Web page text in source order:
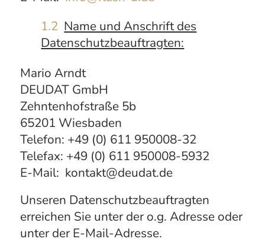
1.2 Name und Anschrift des
Datenschutzbeauftragten:
Mario Arndt
DEUDAT GmbH
Zehntenhofstraße 5b
65201 Wiesbaden
Telefon: +49 (0) 611 950008-32
Telefax: +49 (0) 611 950008-5932
E-Mail: kontakt@deudat.de
Unseren Datenschutzbeauftragten
erreichen Sie unter der o.g. Adresse oder
unter der E-Mail-Adresse.